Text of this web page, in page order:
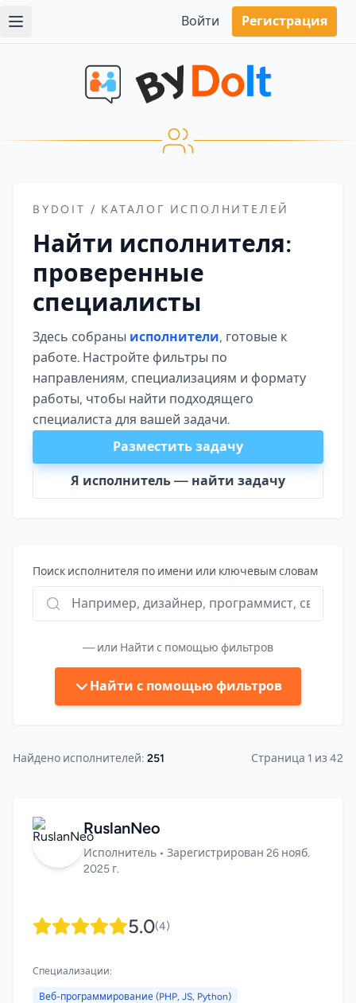
Войти Регистрация
BYDOIT / КАТАЛОГ ИСПОЛНИТЕЛЕЙ
Найти исполнителя:
проверенные
специалисты
Здесь собраны исполнители, готовые к
работе. Настройте фильтры по
направлениям, специализациям и формату
работы, чтобы найти подходящего
специалиста для вашей задачи.
Разместить задачу
Я исполнитель — найти задачу
Поиск исполнителя по имени или ключевым словам
— или Найти с помощью фильтров
Найти с помощью фильтров
Найдено исполнителей: 251 Страница 1 из 42
RuslanNeo
Исполнитель • Зарегистрирован 26 нояб.
2025 г.
5.0(4)
Специализации:
Веб-программирование (PHP, JS, Python)